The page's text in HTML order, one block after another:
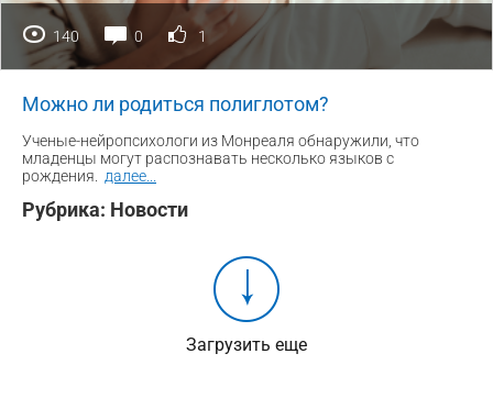
140 0 1
Можно ли родиться полиглотом?
Ученые-нейропсихологи из Монреаля обнаружили, что
младенцы могут распознавать несколько языков с
рождения.
далее
Рубрика: Новости
Загрузить еще